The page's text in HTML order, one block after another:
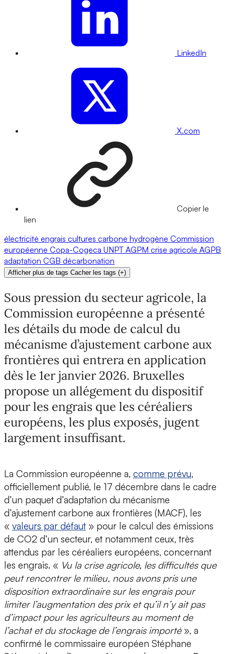
LinkedIn
X.com
Copier le
lien
électricité engrais cultures carbone hydrogène Commission
européenne Copa-Cogeca UNPT AGPM crise agricole AGPB
adaptation CGB décarbonation
Afficher plus de tags Cacher les tags (+)
Sous pression du secteur agricole, la
Commission européenne a présenté
les détails du mode de calcul du
mécanisme d’ajustement carbone aux
frontières qui entrera en application
dès le 1er janvier 2026. Bruxelles
propose un allégement du dispositif
pour les engrais que les céréaliers
européens, les plus exposés, jugent
largement insuffisant.
La Commission européenne a, comme prévu,
officiellement publié, le 17 décembre dans le cadre
d’un paquet d’adaptation du mécanisme
d’ajustement carbone aux frontières (MACF), les
« valeurs par défaut » pour le calcul des émissions
de CO2 d’un secteur, et notamment ceux, très
attendus par les céréaliers européens, concernant
les engrais. « Vu la crise agricole, les difficultés que
peut rencontrer le milieu, nous avons pris une
disposition extraordinaire sur les engrais pour
limiter l’augmentation des prix et qu’il n’y ait pas
d’impact pour les agriculteurs au moment de
l’achat et du stockage de l’engrais importé », a
confirmé le commissaire européen Stéphane